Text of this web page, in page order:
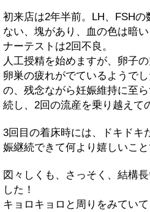
初来店は2年半前。LH、FSH
ない、塊があり、血の色は暗
ナーテストは2回不良。
人工授精を始めますが、卵子
卵巣の疲れがでているようで
の、残念ながら妊娠維持に至
続し、2回の流産を乗り越えて
3回目の着床時には、ドキドキ
娠継続できて何より嬉しいこと
図々しくも、さっそく、結構
した！
キョロキョロと周りをみてい